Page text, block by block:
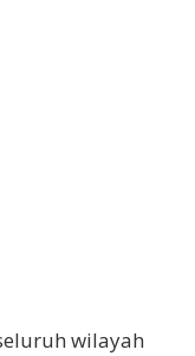
wilayah